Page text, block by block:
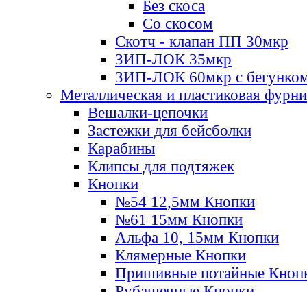
Без скоса
Со скосом
Скотч - клапан ПП 30мкр
ЗИП-ЛОК 35мкр
ЗИП-ЛОК 60мкр с
Металлическая и пластиковая
Вешалки-цепочки
Застежки для бейсболки
Карабины
Клипсы для подтяжек
Кнопки
№54 12,5мм Кнопки
№61 15мм Кнопки
Альфа 10, 15мм Кнопки
Клямерные Кнопки
Пришивные потайные